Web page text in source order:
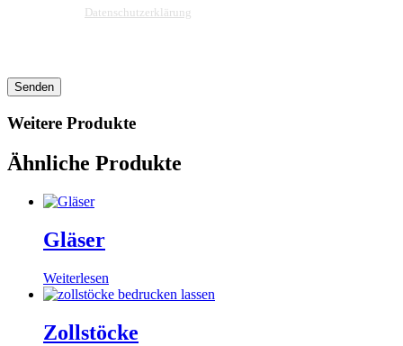
Datenschutzerklärung
Senden
Weitere Produkte
Ähnliche Produkte
Gläser
Weiterlesen
Zollstöcke